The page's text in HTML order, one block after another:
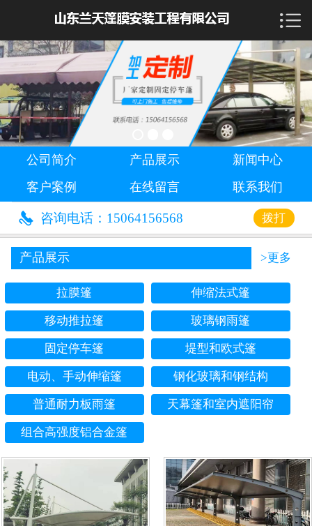
 首页
公司简介
产品展示
新闻中心
客户案例
在线留言

公司简介 产品展示
新闻中心
客户案例
在线留言 联系我们
 咨询电话：15064156568 拨打
产品展示 >更多
拉膜篷 伸缩法式篷
移动推拉篷 玻璃钢雨篷
固定停车篷 堤型和欧式篷
电动、手动伸缩篷 钢化玻璃和钢结构
普通耐力板雨篷 天幕篷和室内遮阳帘
组合高强度铝合金篷